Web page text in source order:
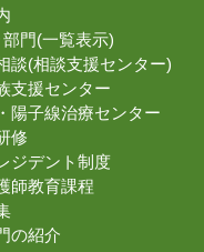
門(一覧表示)
談(相談支援センター)
支援センター
陽子線治療センター
修
ジデント制度
師教育課程
の紹介